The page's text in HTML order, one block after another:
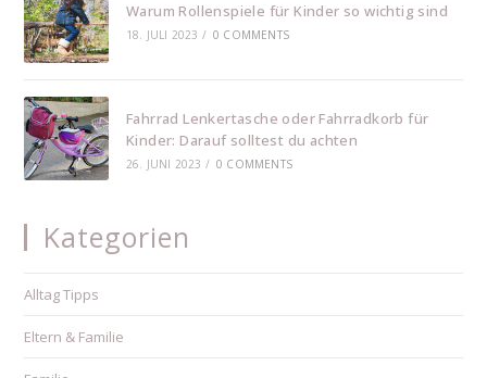
Warum Rollenspiele für Kinder so wichtig sind
18. JULI 2023 / 0 COMMENTS
Fahrrad Lenkertasche oder Fahrradkorb für
Kinder: Darauf solltest du achten
26. JUNI 2023 / 0 COMMENTS
Kategorien
Alltag Tipps
Eltern & Familie